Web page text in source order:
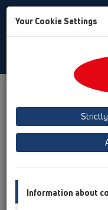
преглед
02 Умивалници в
преглед на продукта
Your Cookie Settings
Information about